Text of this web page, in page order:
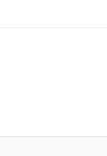
прав